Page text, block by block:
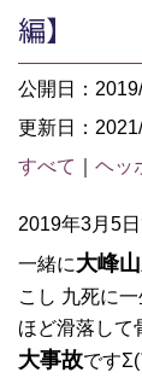
編】
公開日：
更新日：
すべて
ヘッ
2019年3月5
一緒に大峰
こし 九死に
ほど滑落して
大事故です